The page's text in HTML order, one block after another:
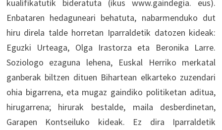
kualifikatutik bideratuta (ikus www.gaindegia. eus).
Enbataren hedaguneari behatuta, nabarmenduko dut
hiru direla talde horretan Iparraldetik datozen kideak:
Eguzki Urteaga, Olga Irastorza eta Beronika Larre.
Soziologo ezaguna lehena, Euskal Herriko merkatal
ganberak biltzen dituen Bihartean elkarteko zuzendari
ohia bigarrena, eta mugaz gaindiko politiketan aditua,
hirugarrena; hirurak bestalde, maila desberdinetan,
Garapen Kontseiluko kideak. Ez dira Iparraldetik